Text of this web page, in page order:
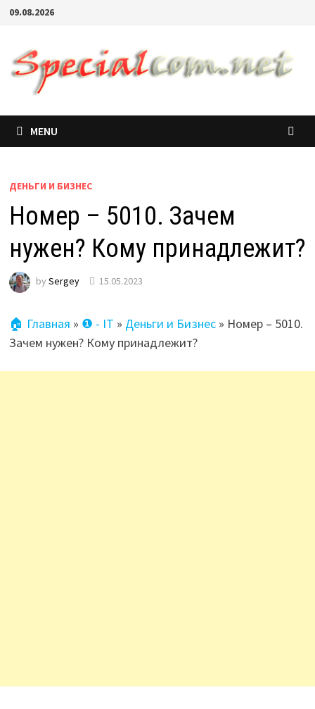
09.08.2026
MENU
ДЕНЬГИ И БИЗНЕС
Номер – 5010. Зачем
нужен? Кому принадлежит?
by Sergey 15.05.2023
🏠 Главная » ❶ - IT » Деньги и Бизнес» Номер – 5010.
Зачем нужен? Кому принадлежит?